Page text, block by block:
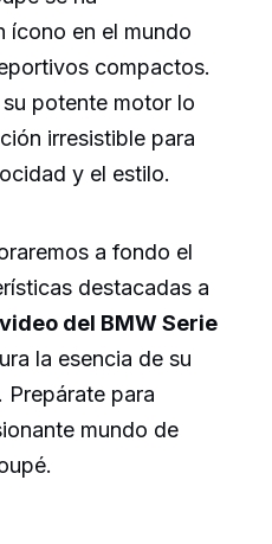
ícono en el mundo
compactos.
potente motor lo
irresistible para
y el estilo.
a fondo el
destacadas a
del BMW Serie
la esencia de su
Prepárate para
mundo de